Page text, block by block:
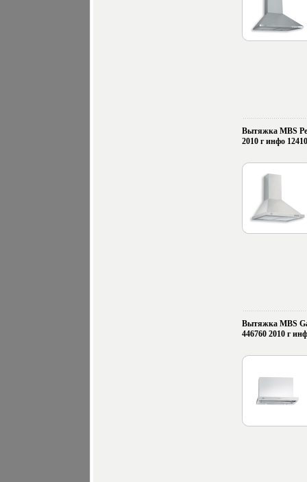
Вытяжка MBS
2010 г инфо
Вытяжка MBS
446760 2010 г